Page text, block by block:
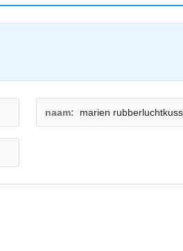
naam: marien